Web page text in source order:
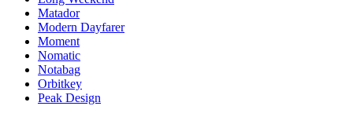
Matador
Modern Dayfarer
Moment
Nomatic
Notabag
Orbitkey
Peak Design